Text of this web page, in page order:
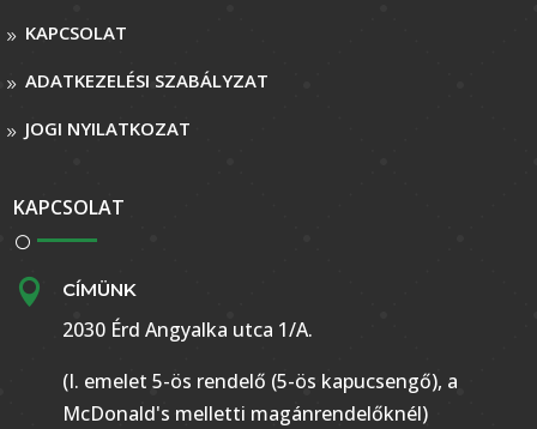
KAPCSOLAT
ADATKEZELÉSI SZABÁLYZAT
JOGI NYILATKOZAT
KAPCSOLAT
 CÍMÜNK
2030 Érd Angyalka utca 1/A.
(I. emelet 5-ös rendelő (5-ös kapucsengő), a
McDonald's melletti magánrendelőknél)